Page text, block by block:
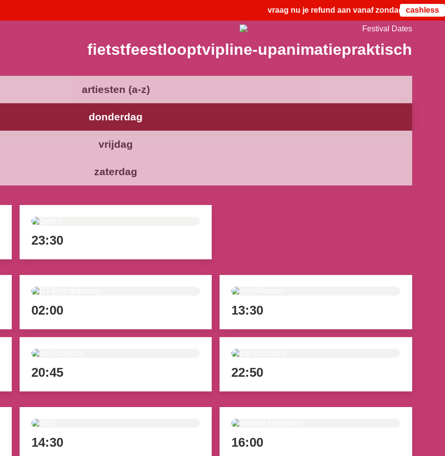
vraag nu je refund aan vanaf zondag 2 augustuscashless
fietstfeestlooptvipline-upanimatiepraktisch
artiesten (a-z)
donderdag
vrijdag
zaterdag
23:30
02:00 13:30
20:45 22:50
14:30 16:00